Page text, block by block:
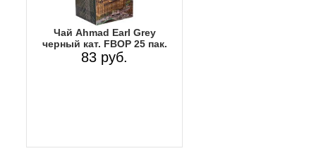
Чай Ahmad Earl Grey
черный кат. FBOP 25 пак.
83 руб.